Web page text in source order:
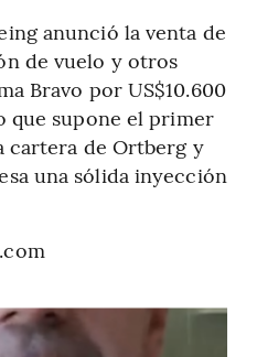
anunció la venta de
de vuelo y otros
Bravo por US$10.600
que supone el primer
cartera de Ortberg y
una sólida inyección